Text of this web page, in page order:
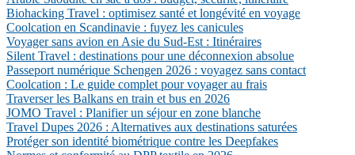
Biohacking Travel : optimisez santé et longévité en voyage
Coolcation en Scandinavie : fuyez les canicules
Voyager sans avion en Asie du Sud-Est : Itinéraires
Silent Travel : destinations pour une déconnexion absolue
Passeport numérique Schengen 2026 : voyagez sans contact
Coolcation : Le guide complet pour voyager au frais
Traverser les Balkans en train et bus en 2026
JOMO Travel : Planifier un séjour en zone blanche
Travel Dupes 2026 : Alternatives aux destinations saturées
Protéger son identité biométrique contre les Deepfakes